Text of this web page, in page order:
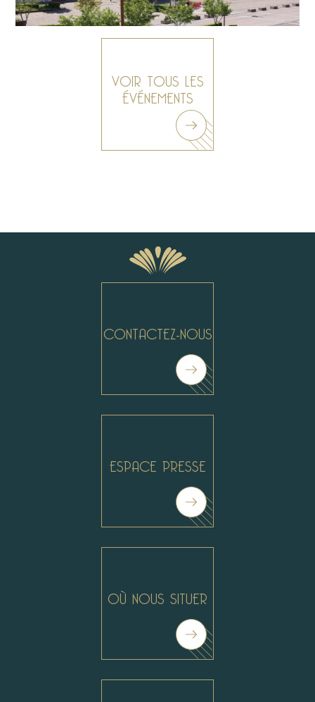
VOIR TOUS LES
ÉVÉNEMENTS
CONTACTEZ-NOUS
ESPACE PRESSE
OÙ NOUS SITUER